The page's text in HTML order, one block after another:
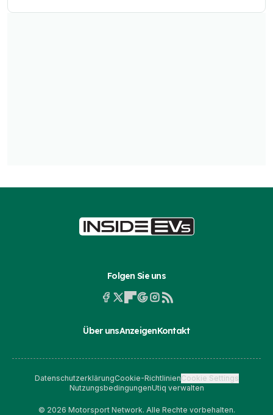
Folgen Sie uns
Über unsAnzeigenKontakt
DatenschutzerklärungCookie-RichtlinienCookie Settings
NutzungsbedingungenUtiq verwalten
© 2026 Motorsport Network. Alle Rechte vorbehalten.